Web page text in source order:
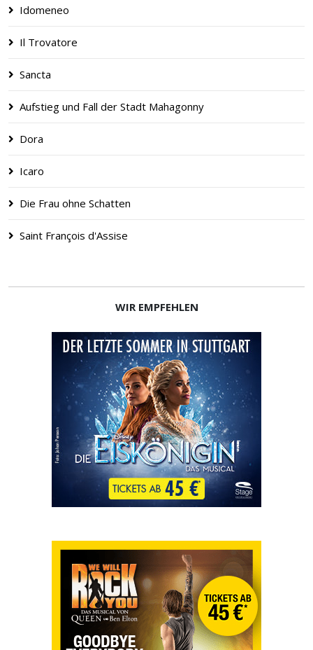
Idomeneo
Il Trovatore
Sancta
Aufstieg und Fall der Stadt Mahagonny
Dora
Icaro
Die Frau ohne Schatten
Saint François d'Assise
WIR EMPFEHLEN